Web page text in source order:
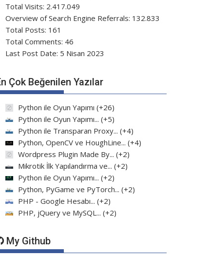
Total Visits: 2.417.049
Overview of Search Engine Referrals: 132.833
Total Posts: 161
Total Comments: 46
Last Post Date: 5 Nisan 2023
Çok Beğenilen Yazılar
Python ile Oyun Yapımı +26
Python ile Oyun Yapımı... +5
Python ile Transparan Proxy... +4
Python, OpenCV ve HoughLine... +4
Wordpress Plugin Made By... +2
Mikrotik İlk Yapılandırma ve... +2
Python ile Oyun Yapımı... +2
Python, PyGame ve PyTorch... +2
PHP - Google Hesabı... +2
PHP, jQuery ve MySQL... +2
My Github